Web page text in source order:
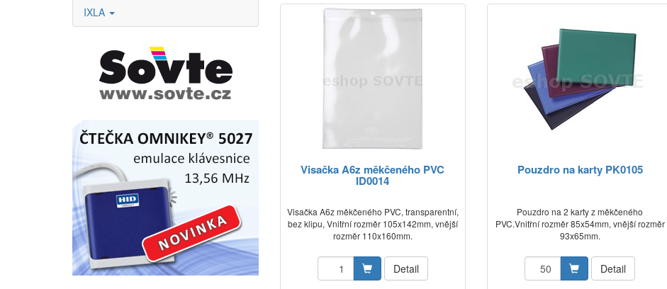
IXLA
Visačka A6z měkčeného PVC
ID0014
Visačka A6z měkčeného PVC, transparentní,
bez klipu, Vnitřní rozměr 105x142mm, vnější
rozměr 110x160mm.
Detail
Pouzdro na karty PK0105
Pouzdro na 2 karty z měkčeného
PVC.Vnitřní rozměr 85x54mm, vnější rozměr
93x65mm.
Detail